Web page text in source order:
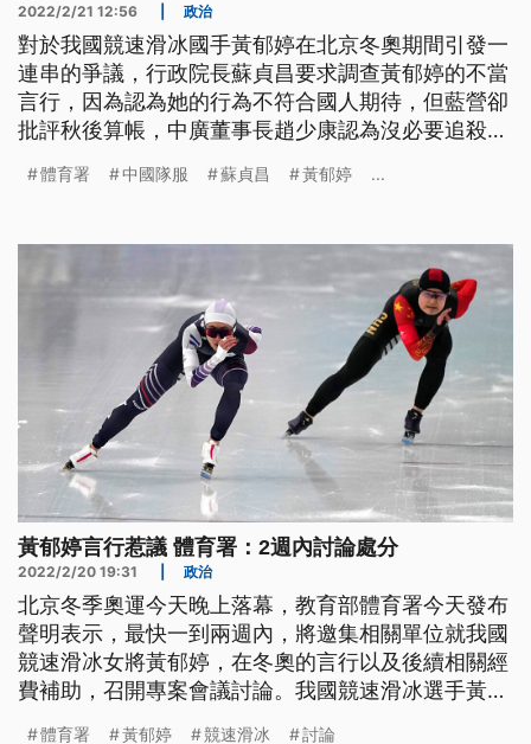
2022/2/21 12:56 政治
對於我國競速滑冰國手黃郁婷在北京冬奧期間引發一
連串的爭議，行政院長蘇貞昌要求調查黃郁婷的不當
言行，因為認為她的行為不符合國人期待，但藍營卻
批評秋後算帳，中廣董事長趙少康認為沒必要追殺，
民進黨支持者會反彈，國人也無法接受。
體育署 中國隊服 蘇貞昌 黃郁婷 ...
黃郁婷言行惹議 體育署：2週內討論處分
2022/2/20 19:31 政治
北京冬季奧運今天晚上落幕，教育部體育署今天發布
聲明表示，最快一到兩週內，將邀集相關單位就我國
競速滑冰女將黃郁婷，在冬奧的言行以及後續相關經
費補助，召開專案會議討論。我國競速滑冰選手黃郁
體育署 黃郁婷 競速滑冰 討論